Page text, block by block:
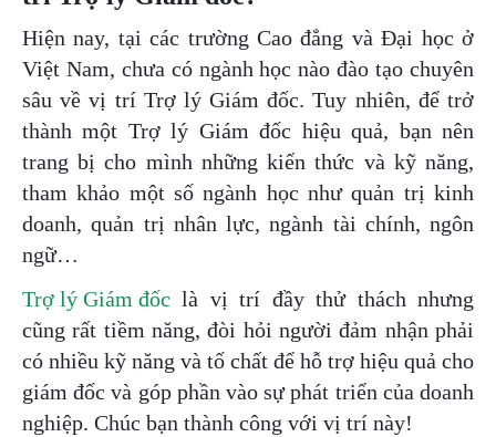
Hiện nay, tại các trường Cao đẳng và Đại học ở
Việt Nam, chưa có ngành học nào đào tạo chuyên
sâu về vị trí Trợ lý Giám đốc. Tuy nhiên, để trở
thành một Trợ lý Giám đốc hiệu quả, bạn nên
trang bị cho mình những kiến thức và kỹ năng,
tham khảo một số ngành học như quản trị kinh
doanh, quản trị nhân lực, ngành tài chính, ngôn
ngữ…
Trợ lý Giám đốc là vị trí đầy thử thách nhưng
cũng rất tiềm năng, đòi hỏi người đảm nhận phải
có nhiều kỹ năng và tố chất để hỗ trợ hiệu quả cho
giám đốc và góp phần vào sự phát triển của doanh
nghiệp. Chúc bạn thành công với vị trí này!